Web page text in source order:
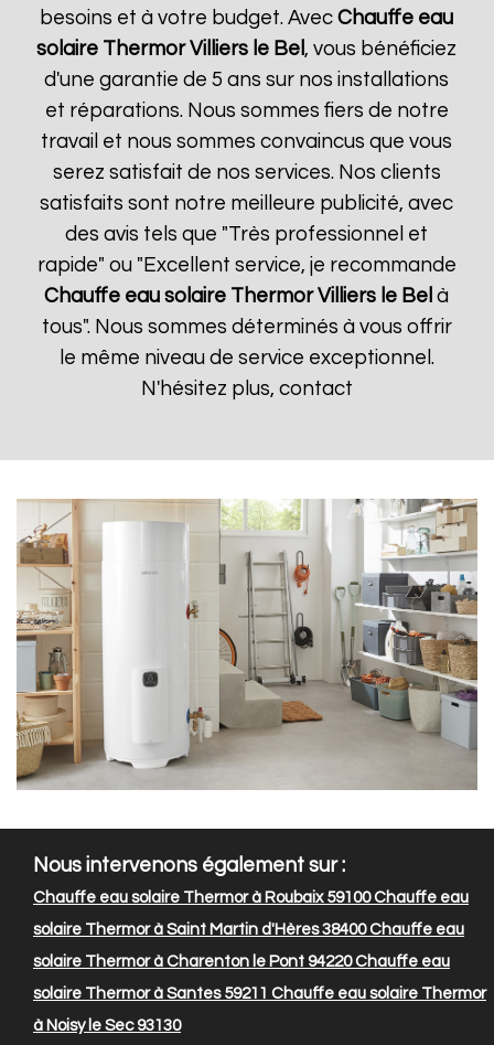
besoins et à votre budget. AvecChauffe eau
solaire Thermor Villiers le Bel, vous bénéficiez
d'une garantie de 5 ans sur nos installations
et réparations. Nous sommes fiers de notre
travail et nous sommes convaincus que vous
serez satisfait de nos services. Nos clients
satisfaits sont notre meilleure publicité, avec
des avis tels que "Très professionnel et
rapide" ou "Excellent service, je recommande
Chauffe eau solaire Thermor Villiers le Bel à
tous". Nous sommes déterminés à vous offrir
le même niveau de service exceptionnel.
N'hésitez plus, contact
Nous intervenons également sur :
Chauffe eau solaire Thermor à Roubaix 59100Chauffe eau
solaire Thermor à Saint Martin d'Hères 38400Chauffe eau
solaire Thermor à Charenton le Pont 94220Chauffe eau
solaire Thermor à Santes 59211 Chauffe eau solaire Thermor
à Noisy le Sec 93130